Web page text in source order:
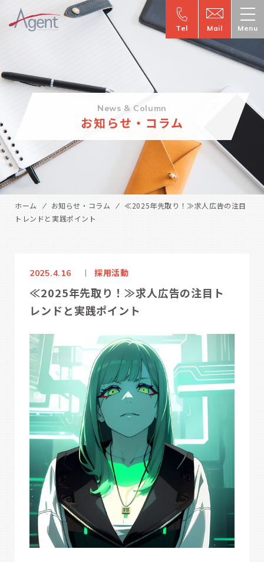
Tel Mail Menu
News & Column
お知らせ・コラム
ホーム お知らせ・コラム
≪2025年先取り！≫求人広告の注目
トレンドと実践ポイント
2025.4.16 採用活動
≪2025年先取り！≫求人広告の注目ト
レンドと実践ポイント